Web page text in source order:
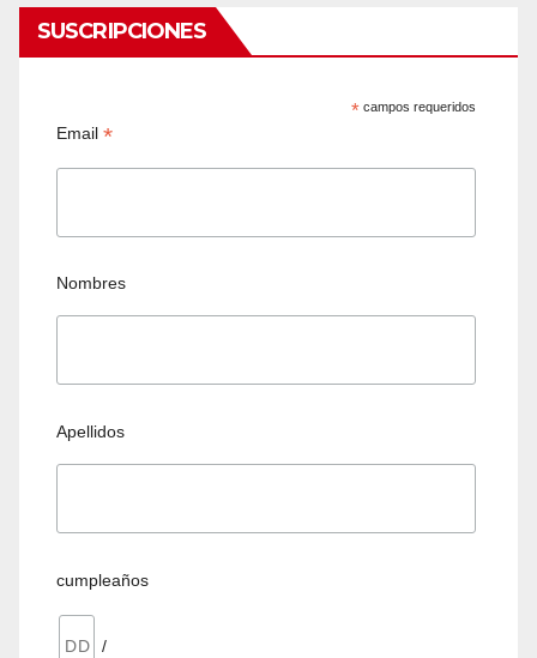
SUSCRIPCIONES
* campos requeridos
Email*
Nombres
Apellidos
cumpleaños
/